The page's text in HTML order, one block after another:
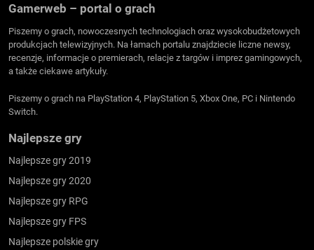
Gamerweb – portal o grach
Piszemy o grach, nowoczesnych technologiach oraz wysokobudżetowych
produkcjach telewizyjnych. Na łamach portalu znajdziecie liczne newsy,
recenzje, informacje o premierach, relacje z targów i imprez gamingowych,
a także ciekawe artykuły.
Piszemy o grach na PlayStation 4, PlayStation 5, Xbox One, PC i Nintendo
Switch.
Najlepsze gry
Najlepsze gry 2019
Najlepsze gry 2020
Najlepsze gry RPG
Najlepsze gry FPS
Najlepsze polskie gry